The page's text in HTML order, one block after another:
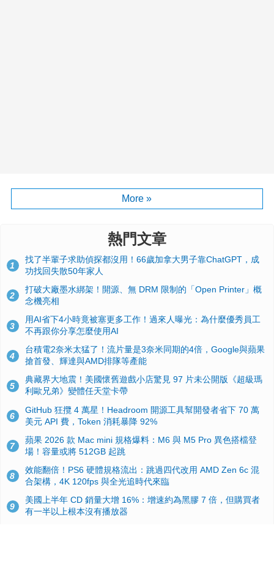
More »
熱門文章
1
找了半輩子求助偵探都沒用！66歲加拿大男子靠ChatGPT，成
功找回失散50年家人
2
打破大廠墨水綁架！開源、無 DRM 限制的「Open Printer」概
念機亮相
3
用AI省下4小時竟被塞更多工作！過來人曝光：為什麼優秀員工
不再跟你分享怎麼使用AI
4
台積電2奈米太猛了！流片量是3奈米同期的4倍，Google與蘋果
搶首發、輝達與AMD排隊等產能
5
典藏界大地震！美國懷舊遊戲小店驚見 97 片未公開版《超級瑪
利歐兄弟》變體任天堂卡帶
6
GitHub 狂攬 4 萬星！Headroom 開源工具幫開發者省下 70 萬
美元 API 費，Token 消耗暴降 92%
7
蘋果 2026 款 Mac mini 規格爆料：M6 與 M5 Pro 異色搭檔登
場！容量或將 512GB 起跳
8
效能翻倍！PS6 硬體規格流出：跳過四代改用 AMD Zen 6c 混
合架構，4K 120fps 與全光追時代來臨
9
美國上半年 CD 銷量大增 16%：增速約為黑膠 7 倍，但購買者
有一半以上根本沒有播放器